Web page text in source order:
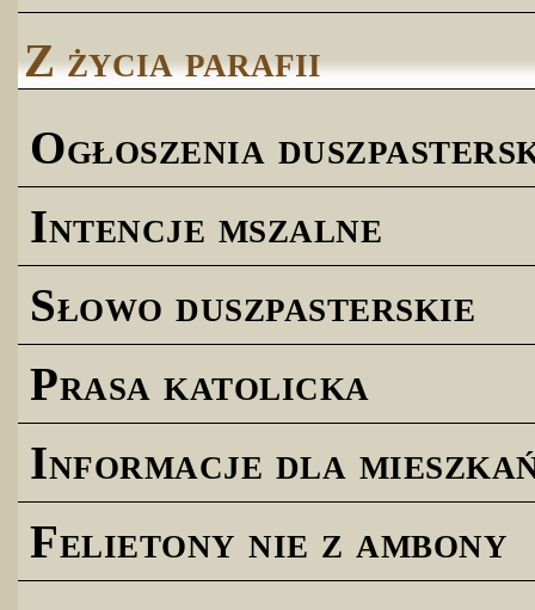
Z życia parafii
Ogłoszenia
Intencje mszalne
Słowo duszpasterskie
Prasa katolicka
Informacje dla
Felietony nie z ambony